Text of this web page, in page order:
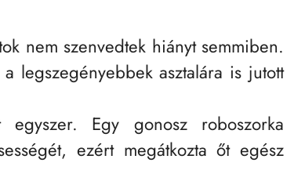
nem szenvedtek hiányt semmiben.
legszegényebbek asztalára is jutott
Egy gonosz roboszorka
ezért megátkozta őt egész